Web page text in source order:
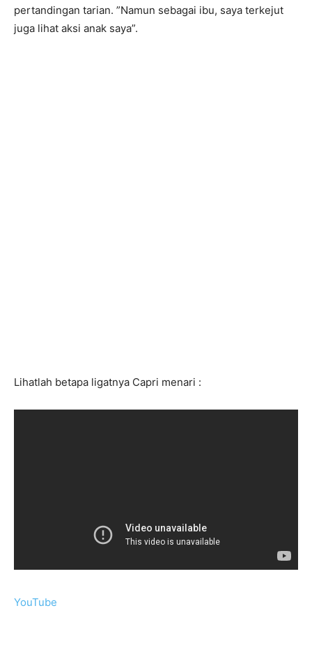
pertandingan tarian. ”Namun sebagai ibu, saya terkejut
juga lihat aksi anak saya”.
Lihatlah betapa ligatnya Capri menari :
YouTube